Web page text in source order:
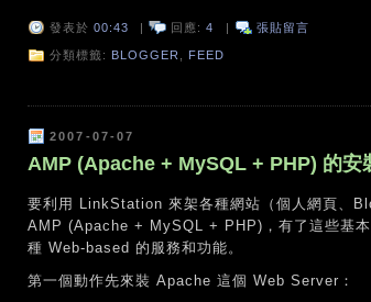
發表於 00:43 | 回應: 4 | 張貼留言
分類標籤: BLOGGER FEED
2007-07-07
AMP (Apache + MySQL + PHP) 的安
要利用 LinkStation 來架各種網站（個人網頁、
AMP (Apache + MySQL + PHP)，有了這些基
種 Web-based 的服務和功能。
第一個動作先來裝 Apache 這個 Web Server：